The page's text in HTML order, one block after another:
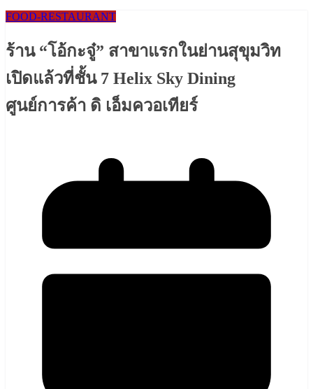
FOOD-RESTAURANT
ร้าน “โอ้กะจู๋” สาขาแรกในย่านสุขุมวิท
เปิดแล้วที่ชั้น 7 Helix Sky Dining
ศูนย์การค้า ดิ เอ็มควอเทียร์